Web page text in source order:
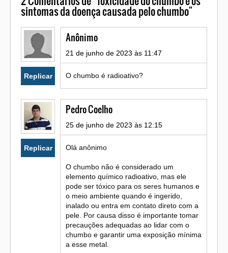
sintomas da doença causada pelo chumbo"
Replicar
Anônimo
21 de junho de 2023 às 11:47
O chumbo é radioativo?
Replicar
Pedro Coelho
25 de junho de 2023 às 12:15
Olá anônimo
O chumbo não é considerado um
elemento químico radioativo, mas ele
pode ser tóxico para os seres humanos e
o meio ambiente quando é ingerido,
inalado ou entra em contato direto com a
pele. Por causa disso é importante tomar
precauções adequadas ao lidar com o
chumbo e garantir uma exposição mínima
a esse metal.